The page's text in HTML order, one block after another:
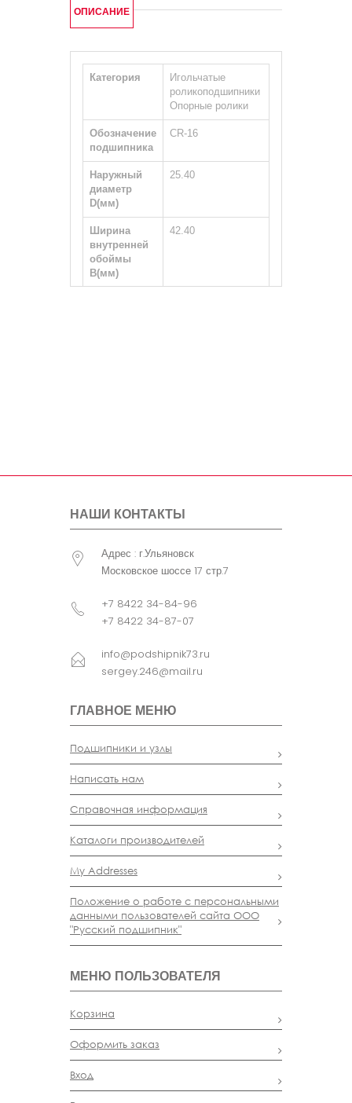
ОПИСАНИЕ
Категория
Игольчатые
роликоподшипники
Опорные ролики
Обозначение
подшипника
CR-16
Наружный
диаметр
D(мм)
25.40
Ширина
внутренней
обоймы
B(мм)
42.40
(мм) Дюймовая
НАШИ КОНТАКТЫ
Адрес : г.Ульяновск
Московское шоссе 17 стр.7
+7 8422 34-84-96
+7 8422 34-87-07
info@podshipnik73.ru
sergey.246@mail.ru
ГЛАВНОЕ МЕНЮ
Подшипники и узлы
Написать нам
Справочная информация
Каталоги производителей
My Addresses
Положение о работе с персональными
данными пользователей сайта ООО
"Русский подшипник"
МЕНЮ ПОЛЬЗОВАТЕЛЯ
Корзина
Оформить заказ
Вход